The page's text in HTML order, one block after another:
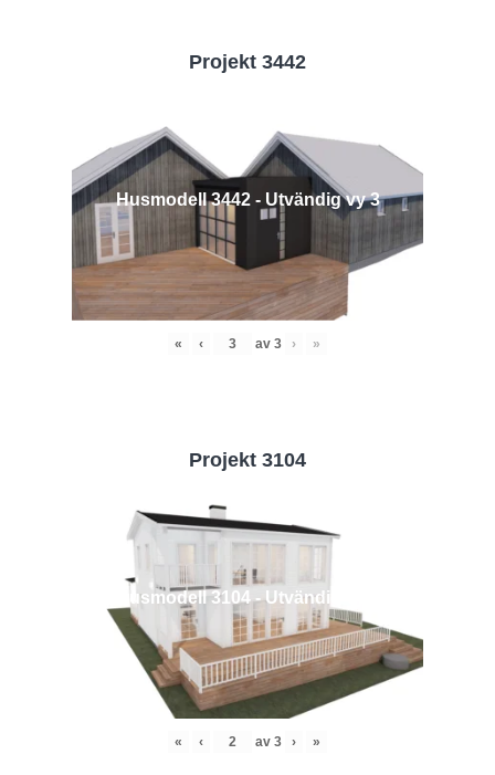
Projekt 3442
Husmodell 3442 - Utvändig vy 3
« ‹ av 3 › »
Projekt 3104
Husmodell 3104 - Utvändig vy 2
« ‹ av 3 › »